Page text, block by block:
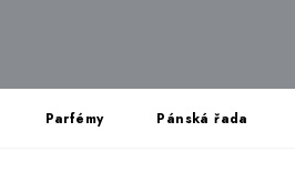
Parfémy Pánská řada